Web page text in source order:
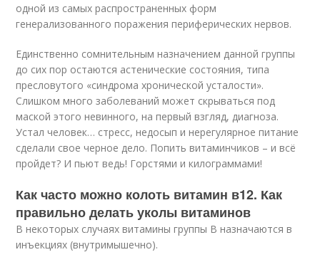
одной из самых распространенных форм
генерализованного поражения периферических нервов.
Единственно сомнительным назначением данной группы
до сих пор остаются астенические состояния, типа
пресловутого «синдрома хронической усталости».
Слишком много заболеваний может скрываться под
маской этого невинного, на первый взгляд, диагноза.
Устал человек… стресс, недосып и нерегулярное питание
сделали свое черное дело. Попить витаминчиков – и всё
пройдет? И пьют ведь! Горстями и килограммами!
Как часто можно колоть витамин в12. Как
правильно делать уколы витаминов
В некоторых случаях витамины группы В назначаются в
инъекциях (внутримышечно).